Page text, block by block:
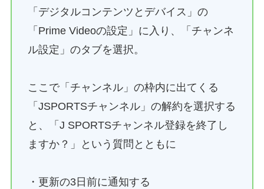
「デジタルコンテンツとデバイス」の
「Prime Videoの設定」に入り、「チャンネ
ル設定」のタブを選択。
ここで「チャンネル」の枠内に出てくる
「JSPORTSチャンネル」の解約を選択する
と、「J SPORTSチャンネル登録を終了し
ますか？」という質問とともに
・更新の3日前に通知する